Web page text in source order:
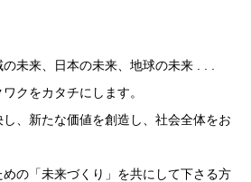
未来、日本の未来、地球の未来 . . .
クをカタチにします。
、新たな価値を創造し、社会全体をお
の「未来づくり」を共にして下さる方